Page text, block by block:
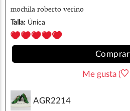
mochila roberto verino
Talla: Única
Comprar
Me gusta (
AGR2214